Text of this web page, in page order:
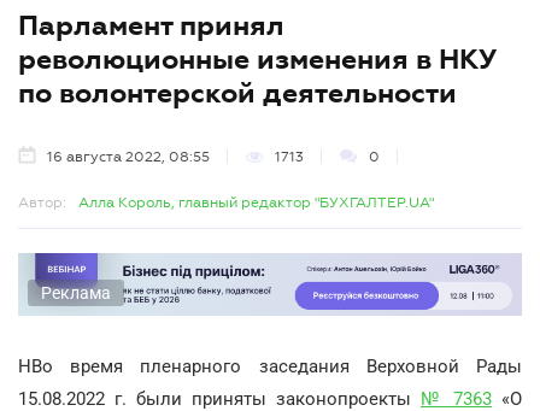
Парламент принял
революционные изменения в НКУ
по волонтерской деятельности
16 августа 2022, 08:55 1713 0
Автор: Алла Король, главный редактор "БУХГАЛТЕР.UA"
Реклама
НВо время пленарного заседания Верховной Рады
15.08.2022 г. были приняты законопроекты № 7363 «О